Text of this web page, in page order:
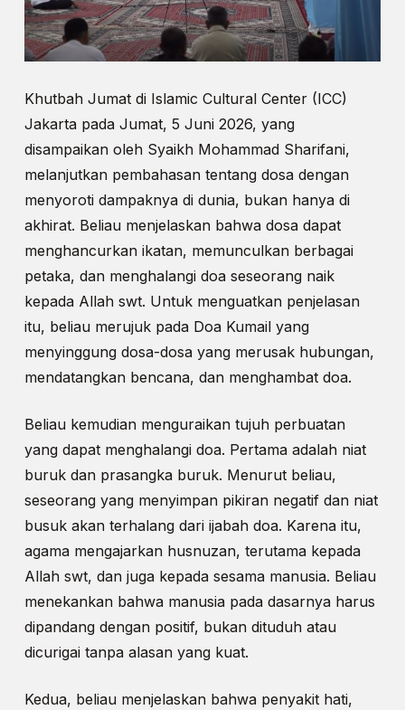
Khutbah Jumat di Islamic Cultural Center (ICC)
Jakarta pada Jumat, 5 Juni 2026, yang
disampaikan oleh Syaikh Mohammad Sharifani,
melanjutkan pembahasan tentang dosa dengan
menyoroti dampaknya di dunia, bukan hanya di
akhirat. Beliau menjelaskan bahwa dosa dapat
menghancurkan ikatan, memunculkan berbagai
petaka, dan menghalangi doa seseorang naik
kepada Allah swt. Untuk menguatkan penjelasan
itu, beliau merujuk pada Doa Kumail yang
menyinggung dosa-dosa yang merusak hubungan,
mendatangkan bencana, dan menghambat doa.
Beliau kemudian menguraikan tujuh perbuatan
yang dapat menghalangi doa. Pertama adalah niat
buruk dan prasangka buruk. Menurut beliau,
seseorang yang menyimpan pikiran negatif dan niat
busuk akan terhalang dari ijabah doa. Karena itu,
agama mengajarkan husnuzan, terutama kepada
Allah swt, dan juga kepada sesama manusia. Beliau
menekankan bahwa manusia pada dasarnya harus
dipandang dengan positif, bukan dituduh atau
dicurigai tanpa alasan yang kuat.
Kedua, beliau menjelaskan bahwa penyakit hati,